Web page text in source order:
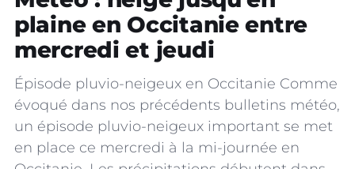
plaine en Occitanie entre
mercredi et jeudi
Épisode pluvio-neigeux en Occitanie Comme
évoqué dans nos précédents bulletins météo,
un épisode pluvio-neigeux important se met
en place ce mercredi à la mi-journée en